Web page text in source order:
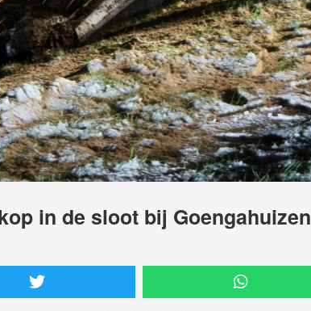
in de sloot bij Goengahuizen